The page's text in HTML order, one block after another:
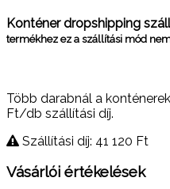
Konténer dropshipping
termékhez ez a szállítási mód
Több darabnál a
Ft/db szállítási díj.
Szállítási díj: 41 120 Ft
Vásárlói értékelések